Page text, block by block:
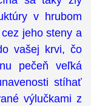
v hrubom
jeho steny a
vašej krvi, čo
pečeň veľká
stíhať
výlučkami z